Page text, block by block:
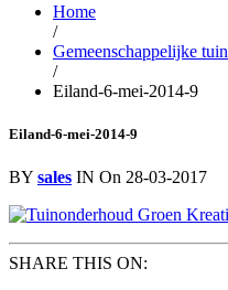
Home
/
Gemeenschappelijke tuin
/
Eiland-6-mei-2014-9
Eiland-6-mei-2014-9
BY sales IN On 28-03-2017
SHARE THIS ON: